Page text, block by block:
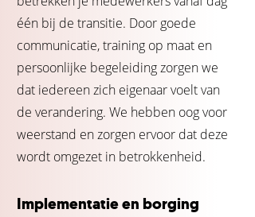
één bij de transitie. Door goede
communicatie, training op maat en
persoonlijke begeleiding zorgen we
dat iedereen zich eigenaar voelt van
de verandering. We hebben oog voor
weerstand en zorgen ervoor dat deze
wordt omgezet in betrokkenheid.
Implementatie en borging